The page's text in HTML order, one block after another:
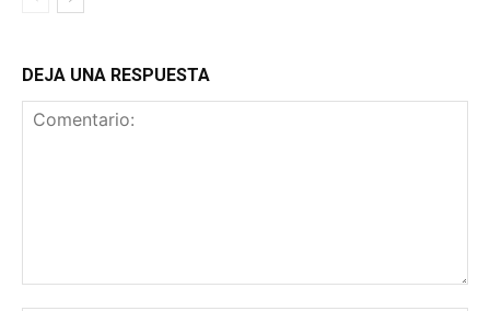
DEJA UNA RESPUESTA